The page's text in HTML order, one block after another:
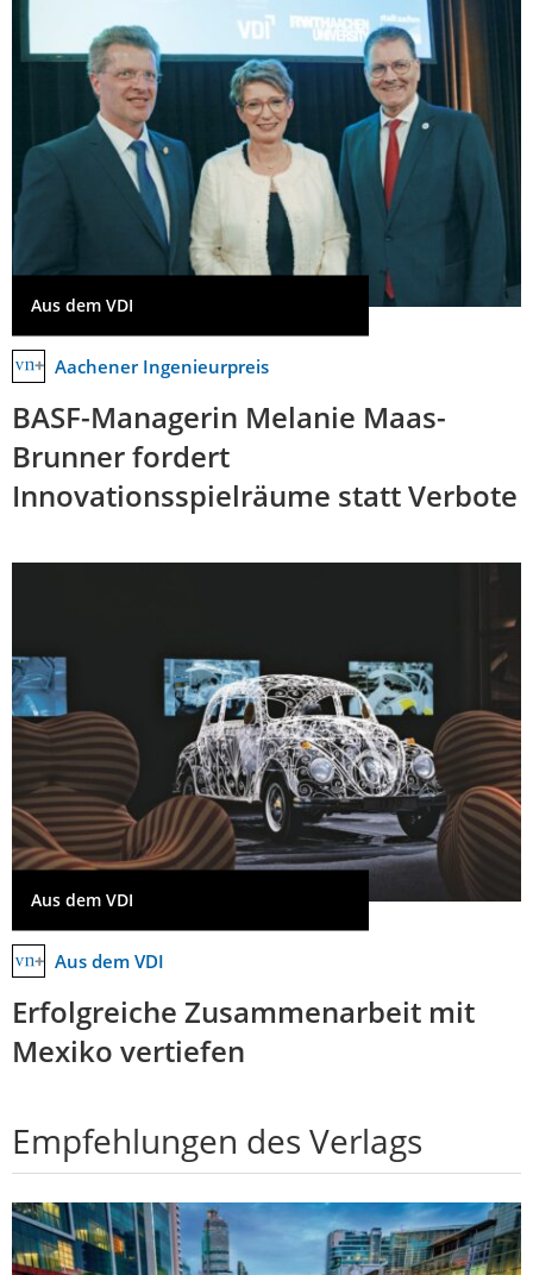
Aus dem VDI
Aachener Ingenieurpreis
BASF-Managerin Melanie Maas-
Brunner fordert
Innovationsspielräume statt Verbote
Aus dem VDI
Aus dem VDI
Erfolgreiche Zusammenarbeit mit
Mexiko vertiefen
Empfehlungen des Verlags